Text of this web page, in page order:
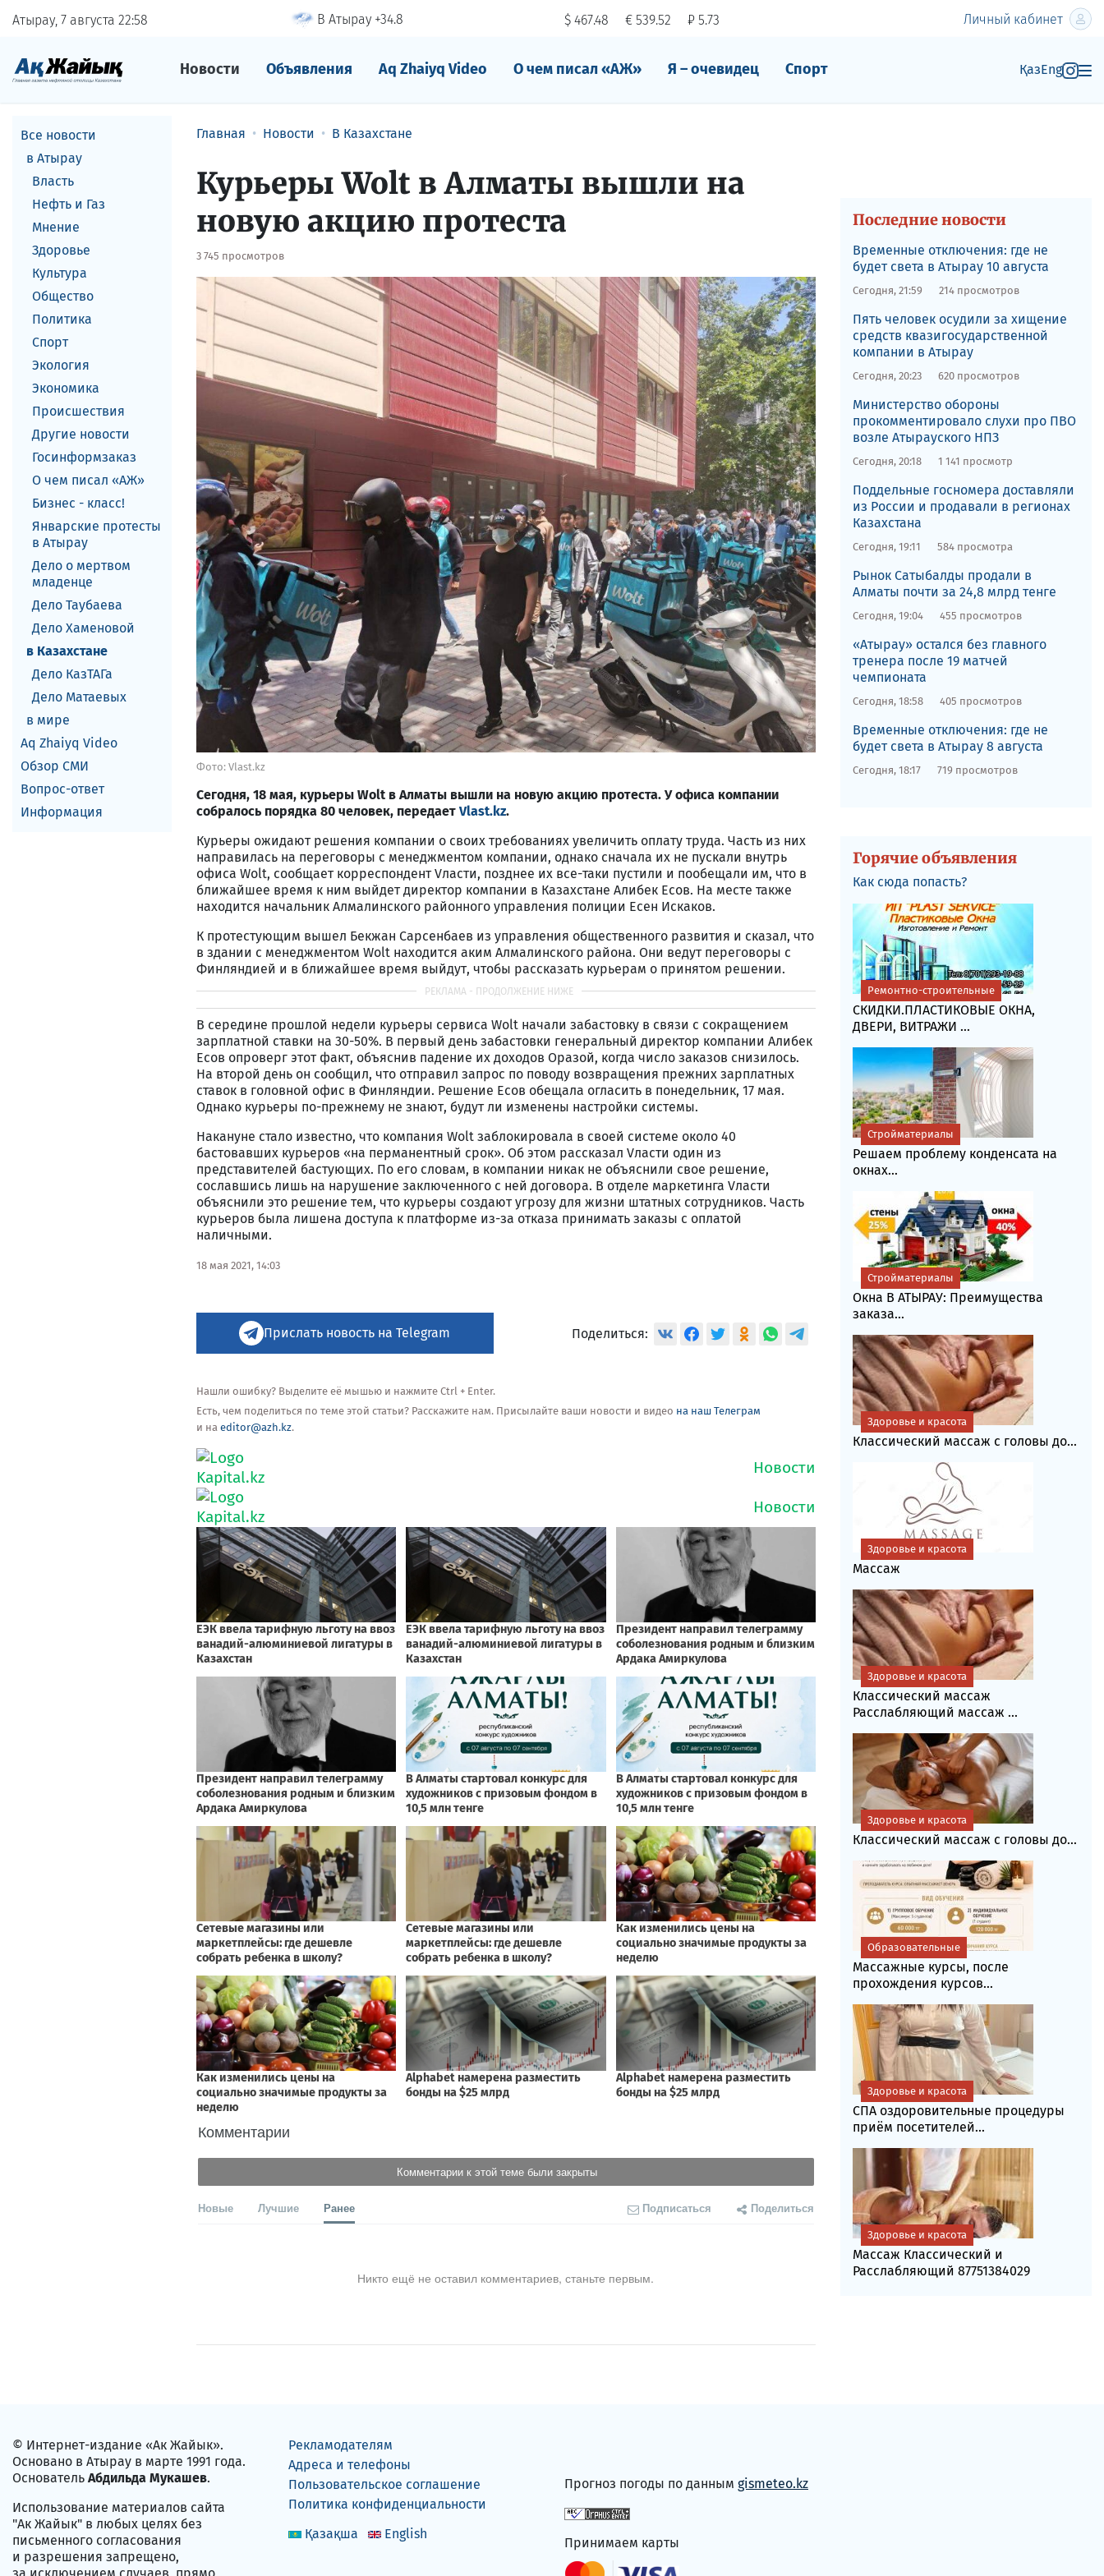
Атырау, 7 августа 22 58 В Атырау +34.8 $ 467.48 € 539.52 ₽ 5.73 Личный кабинет
Новости Объявления Aq Zhaiyq Video О чем писал «АЖ» Я – очевидец Спорт ҚазEng
Все новости
в Атырау
Власть
Нефть и Газ
Мнение
Здоровье
Культура
Общество
Политика
Спорт
Экология
Экономика
Происшествия
Другие новости
Госинформзаказ
О чем писал «АЖ»
Бизнес - класс!
Январские протесты
в Атырау
Дело о мертвом
младенце
Дело Таубаева
Дело Хаменовой
в Казахстане
Дело КазТАГа
Дело Матаевых
в мире
Aq Zhaiyq Video
Обзор СМИ
Вопрос-ответ
Информация
Главная Новости В Казахстане
Курьеры Wolt в Алматы вышли на
новую акцию протеста
3 745 просмотров
Фото: Vlast.kz
Сегодня, 18 мая, курьеры Wolt в Алматы вышли на новую акцию протеста. У офиса компании
собралось порядка 80 человек, передает Vlast.kz.
Курьеры ожидают решения компании о своих требованиях увеличить оплату труда. Часть из них
направилась на переговоры с менеджментом компании, однако сначала их не пускали внутрь
офиса Wolt, сообщает корреспондент Vласти, позднее их все-таки пустили и пообещали им, что в
ближайшее время к ним выйдет директор компании в Казахстане Алибек Есов. На месте также
находится начальник Алмалинского районного управления полиции Есен Искаков.
К протестующим вышел Бекжан Сарсенбаев из управления общественного развития и сказал, что
в здании с менеджментом Wolt находится аким Алмалинского района. Они ведут переговоры с
Финляндией и в ближайшее время выйдут, чтобы рассказать курьерам о принятом решении.
В середине прошлой недели курьеры сервиса Wolt начали забастовку в связи с сокращением
зарплатной ставки на 30-50%. В первый день забастовки генеральный директор компании Алибек
Есов опроверг этот факт, объяснив падение их доходов Оразой, когда число заказов снизилось.
На второй день он сообщил, что отправил запрос по поводу возвращения прежних зарплатных
ставок в головной офис в Финляндии. Решение Есов обещала огласить в понедельник, 17 мая.
Однако курьеры по-прежнему не знают, будут ли изменены настройки системы.
Накануне стало известно, что компания Wolt заблокировала в своей системе около 40
бастовавших курьеров «на перманентный срок». Об этом рассказал Vласти один из
представителей бастующих. По его словам, в компании никак не объяснили свое решение,
сославшись лишь на нарушение заключенного с ней договора. В отделе маркетинга Vласти
объяснили это решение тем, что курьеры создают угрозу для жизни штатных сотрудников. Часть
курьеров была лишена доступа к платформе из-за отказа принимать заказы с оплатой
наличными.
18 мая 2021, 14:03
Прислать новость на Telegram Поделиться:
Нашли ошибку? Выделите её мышью и нажмите Ctrl + Enter.
Есть, чем поделиться по теме этой статьи? Расскажите нам. Присылайте ваши новости и видео на наш Телеграм
и на editor@azh.kz.
Комментарии
Комментарии к этой теме были закрыты
Новые Лучшие Ранее Подписаться Поделиться
Никто ещё не оставил комментариев, станьте первым.
Последние новости
Временные отключения: где не
будет света в Атырау 10 августа
Сегодня, 21:59 214 просмотров
Пять человек осудили за хищение
средств квазигосударственной
компании в Атырау
Сегодня, 20:23 620 просмотров
​Министерство обороны
прокомментировало слухи про ПВО
возле Атырауского НПЗ
Сегодня, 20:18 1 141 просмотр
Поддельные госномера доставляли
из России и продавали в регионах
Казахстана
Сегодня, 19:11 584 просмотра
Рынок Сатыбалды продали в
Алматы почти за 24,8 млрд тенге
Сегодня, 19:04 455 просмотров
«Атырау» остался без главного
тренера после 19 матчей
чемпионата
Сегодня, 18:58 405 просмотров
Временные отключения: где не
будет света в Атырау 8 августа
Сегодня, 18:17 719 просмотров
Горячие объявления
Как сюда попасть?
СКИДКИ.ПЛАСТИКОВЫЕ ОКНА,
ДВЕРИ, ВИТРАЖИ ...
Ремонтно-строительные
Решаем проблему конденсата на
окнах...
Стройматериалы
Окна В АТЫРАУ: Преимущества
заказа...
Стройматериалы
Классический массаж с головы до...
Здоровье и красота
Массаж
Здоровье и красота
Классический массаж
Расслабляющий массаж ...
Здоровье и красота
Классический массаж с головы до...
Здоровье и красота
Массажные курсы, после
прохождения курсов...
Образовательные
СПА оздоровительные процедуры
приём посетителей...
Здоровье и красота
Массаж Классический и
Расслабляющий 87751384029
Здоровье и красота
© Интернет-издание «Ак Жайык».
Основано в Атырау в марте 1991 года.
Основатель Абдильда Мукашев.
Использование материалов сайта
"Ак Жайык" в любых целях без
письменного согласования
и разрешения запрещено,
Рекламодателям
Адреса и телефоны
Пользовательское соглашение
Политика конфиденциальности
Қазақша
English
Прогноз погоды по данным gismeteo.kz
Принимаем карты